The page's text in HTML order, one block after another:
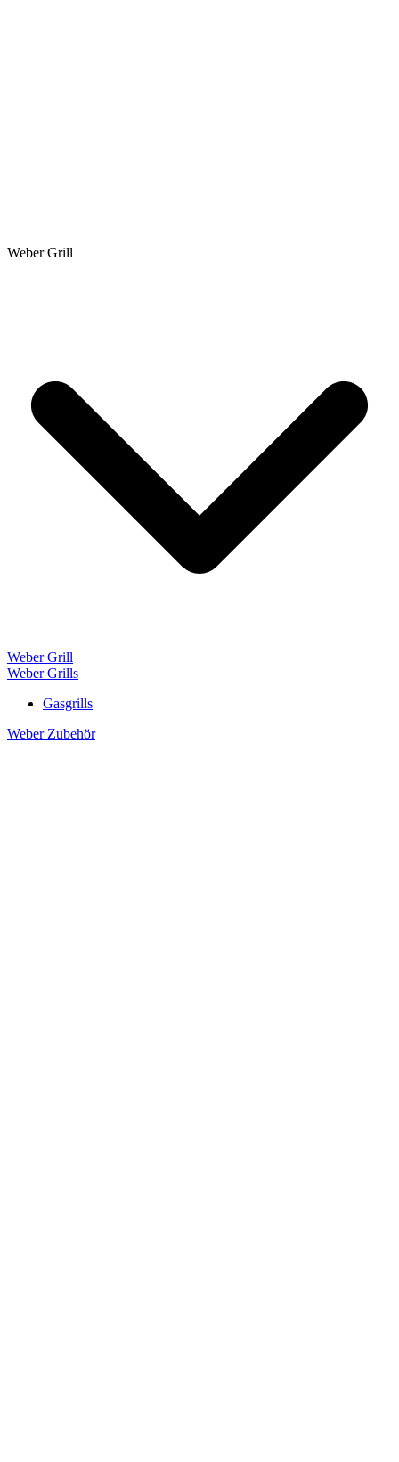
Weber Grill
Weber Grill
Weber Grills
Gasgrills
Weber Zubehör